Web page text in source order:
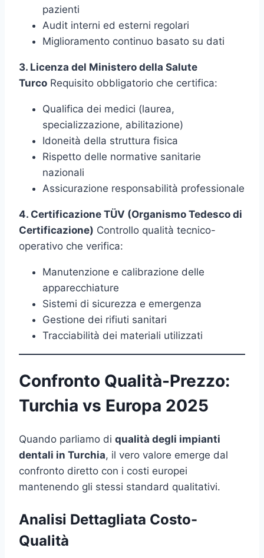
pazienti
Audit interni ed esterni regolari
Miglioramento continuo basato su dati
3. Licenza del Ministero della Salute
Turco Requisito obbligatorio che certifica:
Qualifica dei medici (laurea,
specializzazione, abilitazione)
Idoneità della struttura fisica
Rispetto delle normative sanitarie
nazionali
Assicurazione responsabilità professionale
4. Certificazione TÜV (Organismo Tedesco di
Certificazione) Controllo qualità tecnico-
operativo che verifica:
Manutenzione e calibrazione delle
apparecchiature
Sistemi di sicurezza e emergenza
Gestione dei rifiuti sanitari
Tracciabilità dei materiali utilizzati
Confronto Qualità-Prezzo:
Turchia vs Europa 2025
Quando parliamo di qualità degli impianti
dentali in Turchia, il vero valore emerge dal
confronto diretto con i costi europei
mantenendo gli stessi standard qualitativi.
Analisi Dettagliata Costo-
Qualità